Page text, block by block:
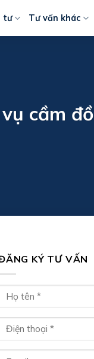
tư Tư vấn khác
cầm đồ
KÝ TƯ VẤN